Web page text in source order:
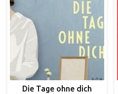
Die Tage ohne dich